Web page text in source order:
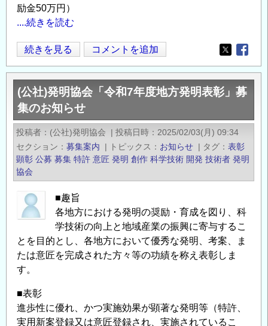
励金50万円）
....続きを読む
（公
社）
発
明
協
会
令
和
8
年
度
発
明
表
彰
募
集
続きを見る コメントを追加
Opens in
(公社)発明協会「令和7年度地方発明表彰」募
集のお知らせ
投稿者 (公社)発明協会 | 投稿日時
2025/02/03(月) 09:34
セクション
募集案内 | トピックス お知らせ | タグ
表彰
顕彰 公募 募集 特許 意匠 発明 創作 科学技術 開発 技術者 発明
協会
■趣旨
各地方における発明の奨励・育成を図り、科
学技術の向上と地域産業の振興に寄与するこ
とを目的とし、各地方において優秀な発明、考案、ま
たは意匠を完成された方々等の功績を称え表彰しま
す。
■表彰
進歩性に優れ、かつ実施効果が顕著な発明等（特許、
実用新案登録又は意匠登録され、実施されているこ